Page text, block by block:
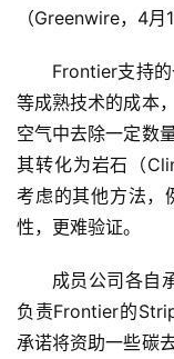
首
页
新
商
业
5
G
（Greenwire，4月
Frontier支持
等成熟技术的成本
空气中去除一定数
其转化为岩石（
考虑的其他方法，
性，更难验证。
成员公司各自
负责Frontier的
承诺将资助一些碳